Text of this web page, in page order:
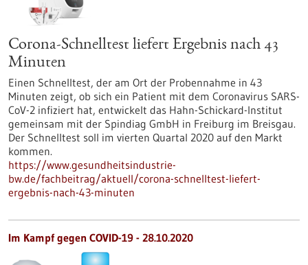
Corona-Schnelltest liefert Ergebnis nach 43
Minuten
Einen Schnelltest, der am Ort der Probennahme in 43
Minuten zeigt, ob sich ein Patient mit dem Coronavirus SARS-
CoV-2 infiziert hat, entwickelt das Hahn-Schickard-Institut
gemeinsam mit der Spindiag GmbH in Freiburg im Breisgau.
Der Schnelltest soll im vierten Quartal 2020 auf den Markt
kommen.
https://www.gesundheitsindustrie-
bw.de/fachbeitrag/aktuell/corona-schnelltest-liefert-
ergebnis-nach-43-minuten
Im Kampf gegen COVID-19 - 28.10.2020